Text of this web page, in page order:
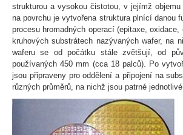
strukturou a vysokou čistotou, v jejímž objemu
na povrchu je vytvořena struktura plnící danou
procesu hromadných operací (epitaxe,
kruhových substrátech nazývaných wafer, na
waferu se od počátku stále zvětšují, od
používaných 450 mm (cca 18 palců). Po
jsou připraveny pro oddělení a připojení na
různých průměrů, na nichž jsou patrné